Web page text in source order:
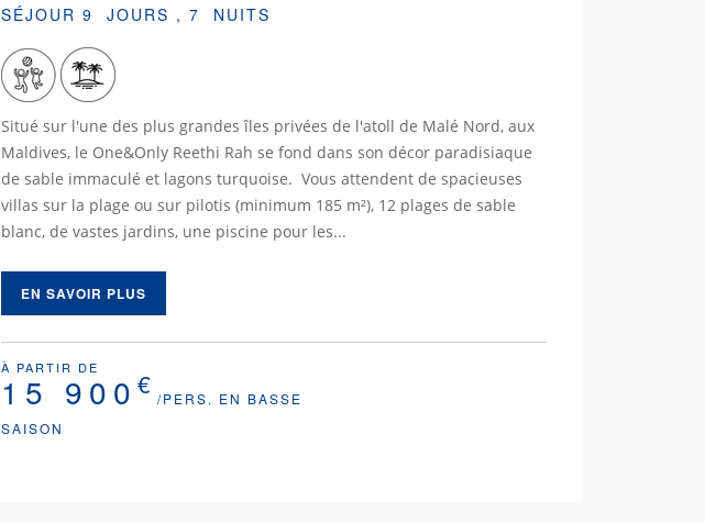
SÉJOUR 9 JOURS , 7 NUITS
Situé sur l'une des plus grandes îles privées de l'atoll de Malé Nord, aux
Maldives, le One&Only Reethi Rah se fond dans son décor paradisiaque
de sable immaculé et lagons turquoise. Vous attendent de spacieuses
villas sur la plage ou sur pilotis (minimum 185 m²), 12 plages de sable
blanc, de vastes jardins, une piscine pour les...
EN SAVOIR PLUS
À PARTIR DE
15 900 € /PERS. EN BASSE
SAISON